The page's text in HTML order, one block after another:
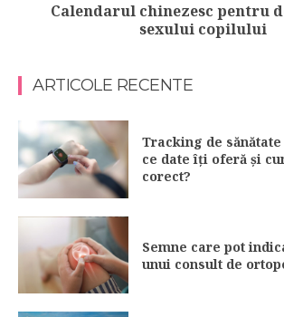
Calendarul chinezesc pentru
sexului copilului
ARTICOLE RECENTE
Tracking de
ce date îți oferă și
corect?
Semne care pot
unui consult de